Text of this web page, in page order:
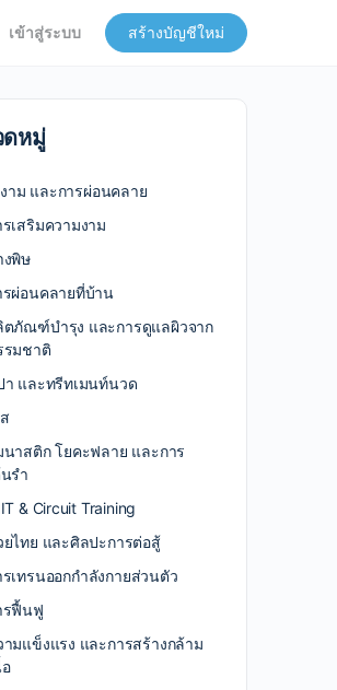
เข้าสู่ระบบ สร้างบัญชีใหม่
ดหมู่
าม และการผ่อนคลาย
รเสริมความงาม
งพิษ
รผ่อนคลายที่บ้าน
ตภัณฑ์บำรุง และการดูแลผิวจาก
รมชาติ
า และทรีทเมนท์นวด
นาสติก โยคะฟลาย และการ
นรำ
& Circuit Training
ยไทย และศิลปะการต่อสู้
รเทรนออกกำลังกายส่วนตัว
รฟื้นฟู
ามแข็งแรง และการสร้างกล้าม